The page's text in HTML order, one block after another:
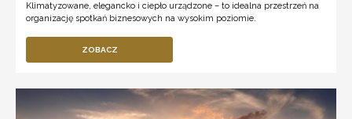
Klimatyzowane, elegancko i ciepło urządzone – to idealna przestrzeń na
organizację spotkań biznesowych na wysokim poziomie.
ZOBACZ